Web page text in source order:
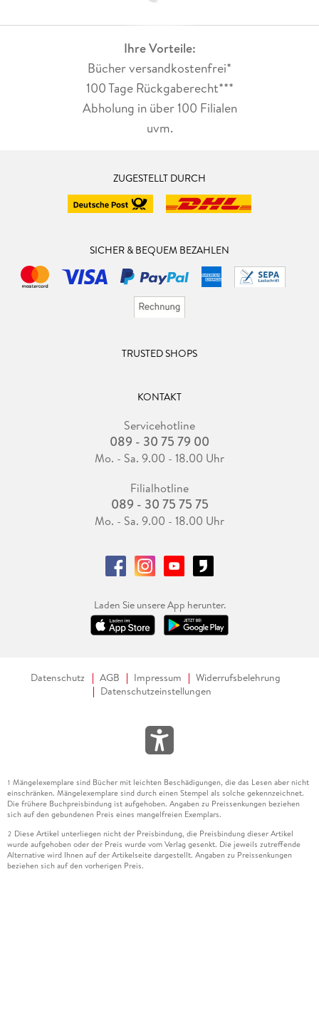
Ihre Vorteile:
Bücher versandkostenfrei*
100 Tage Rückgaberecht***
Abholung in über 100 Filialen
uvm.
ZUGESTELLT DURCH
SICHER & BEQUEM BEZAHLEN
TRUSTED SHOPS
KONTAKT
Servicehotline
089 - 30 75 79 00
Mo. - Sa. 9.00 - 18.00 Uhr
Filialhotline
089 - 30 75 75 75
Mo. - Sa. 9.00 - 18.00 Uhr
Laden Sie unsere App herunter.
Datenschutz AGB Impressum
Widerrufsbelehrung
Datenschutzeinstellungen
1 Mängelexemplare sind Bücher mit leichten Beschädigungen, die das Lesen aber nicht
einschränken. Mängelexemplare sind durch einen Stempel als solche gekennzeichnet.
Die frühere Buchpreisbindung ist aufgehoben. Angaben zu Preissenkungen beziehen
sich auf den gebundenen Preis eines mangelfreien Exemplars.
2 Diese Artikel unterliegen nicht der Preisbindung, die Preisbindung dieser Artikel
wurde aufgehoben oder der Preis wurde vom Verlag gesenkt. Die jeweils zutreffende
Alternative wird Ihnen auf der Artikelseite dargestellt. Angaben zu Preissenkungen
beziehen sich auf den vorherigen Preis.